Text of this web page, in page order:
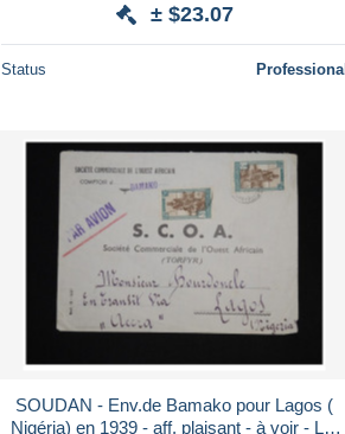
± $23.07
Status Professional
SOUDAN - Env.de Bamako pour Lagos (
Nigéria) en 1939 - aff. plaisant - à voir - Lot